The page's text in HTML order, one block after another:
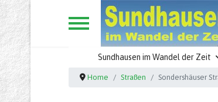
Sundhausen im Wandel der Zeit
Home Straßen Sondershäuser